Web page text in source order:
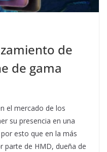
de
de gama
el mercado de los
su presencia en una
esto que en la más
parte de HMD, dueña de